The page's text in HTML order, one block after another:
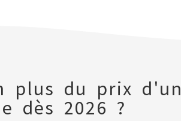
plus du prix
dès 2026 ?